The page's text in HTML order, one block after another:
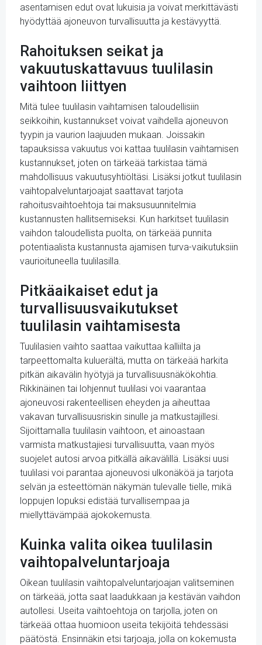
asentamisen edut ovat lukuisia ja voivat merkittävästi
hyödyttää ajoneuvon turvallisuutta ja kestävyyttä.
Rahoituksen seikat ja
vakuutuskattavuus tuulilasin
vaihtoon liittyen
Mitä tulee tuulilasin vaihtamisen taloudellisiin
seikkoihin, kustannukset voivat vaihdella ajoneuvon
tyypin ja vaurion laajuuden mukaan. Joissakin
tapauksissa vakuutus voi kattaa tuulilasin vaihtamisen
kustannukset, joten on tärkeää tarkistaa tämä
mahdollisuus vakuutusyhtiöltäsi. Lisäksi jotkut tuulilasin
vaihtopalveluntarjoajat saattavat tarjota
rahoitusvaihtoehtoja tai maksusuunnitelmia
kustannusten hallitsemiseksi. Kun harkitset tuulilasin
vaihdon taloudellista puolta, on tärkeää punnita
potentiaalista kustannusta ajamisen turva-vaikutuksiin
vaurioituneella tuulilasilla.
Pitkäaikaiset edut ja
turvallisuusvaikutukset
tuulilasin vaihtamisesta
Tuulilasien vaihto saattaa vaikuttaa kalliilta ja
tarpeettomalta kuluerältä, mutta on tärkeää harkita
pitkän aikavälin hyötyjä ja turvallisuusnäkökohtia.
Rikkinäinen tai lohjennut tuulilasi voi vaarantaa
ajoneuvosi rakenteellisen eheyden ja aiheuttaa
vakavan turvallisuusriskin sinulle ja matkustajillesi.
Sijoittamalla tuulilasin vaihtoon, et ainoastaan
varmista matkustajiesi turvallisuutta, vaan myös
suojelet autosi arvoa pitkällä aikavälillä. Lisäksi uusi
tuulilasi voi parantaa ajoneuvosi ulkonäköä ja tarjota
selvän ja esteettömän näkymän tulevalle tielle, mikä
loppujen lopuksi edistää turvallisempaa ja
miellyttävämpää ajokokemusta.
Kuinka valita oikea tuulilasin
vaihtopalveluntarjoaja
Oikean tuulilasin vaihtopalveluntarjoajan valitseminen
on tärkeää, jotta saat laadukkaan ja kestävän vaihdon
autollesi. Useita vaihtoehtoja on tarjolla, joten on
tärkeää ottaa huomioon useita tekijöitä tehdessäsi
päätöstä. Ensinnäkin etsi tarjoaja, jolla on kokemusta